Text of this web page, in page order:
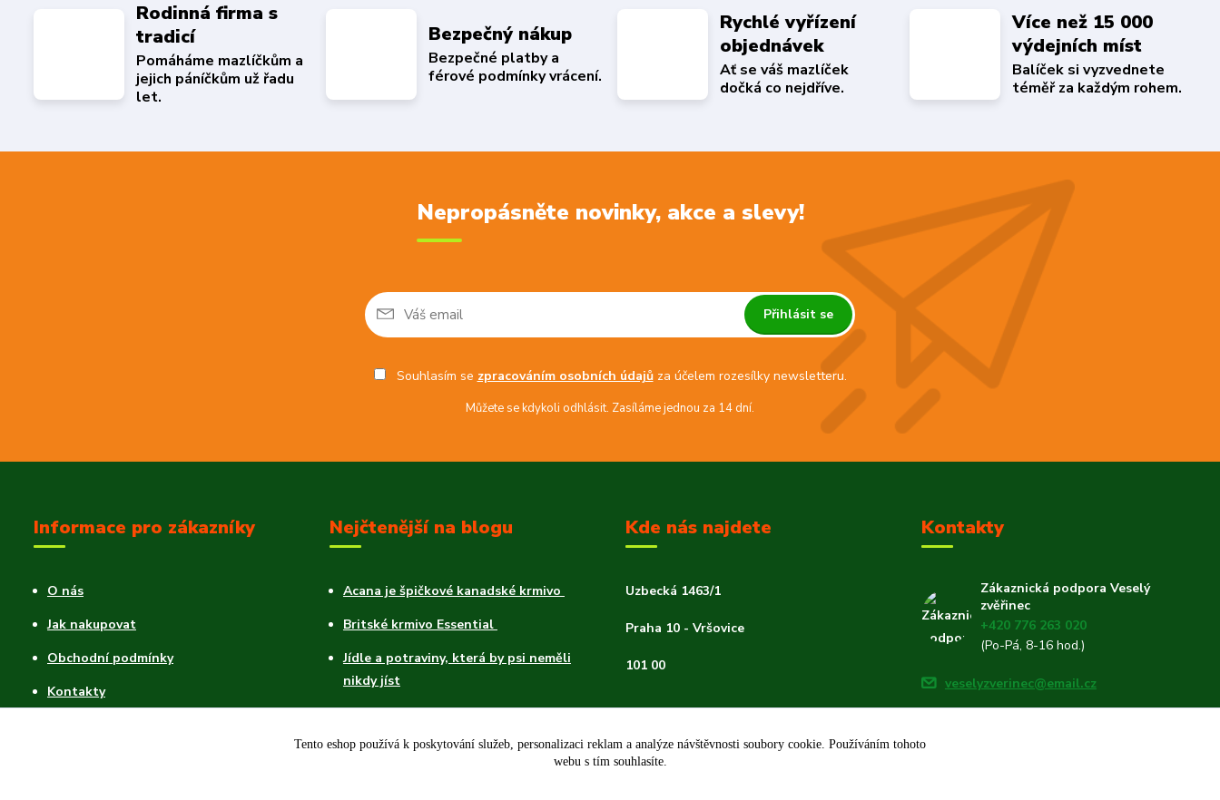
Rodinná firma s
tradicí
Pomáháme mazlíčkům a
jejich páníčkům už řadu
let.
Bezpečný nákup
Bezpečné platby a
férové podmínky vrácení.
Rychlé vyřízení
objednávek
Ať se váš mazlíček
dočká co nejdříve.
Více než 15 000
výdejních míst
Balíček si vyzvednete
téměř za každým rohem.
Nepropásněte novinky, akce a slevy!
Přihlásit se
Souhlasím se zpracováním osobních údajůza účelem rozesílky newsletteru.
Můžete se kdykoli odhlásit. Zasíláme jednou za 14 dní.
Informace pro zákazníky
O nás
Jak nakupovat
Obchodní podmínky
Kontakty
Nejčtenější na blogu
Acana je špičkové kanadské krmivo
Britské krmivo Essential
Jídle a potraviny, která by psi neměli
nikdy jíst
Ovoce pro psa
Kde nás najdete
Uzbecká 1463/1
Praha 10 - Vršovice
101 00
Kontakty
Zákaznická podpora Veselý
zvěřinec
+420 776 263 020
(Po-Pá, 8-16 hod.)
veselyzverinec@email.cz
Tento eshop používá k poskytování služeb, personalizaci reklam a analýze návštěvnosti soubory cookie. Používáním tohoto
webu s tím souhlasíte.